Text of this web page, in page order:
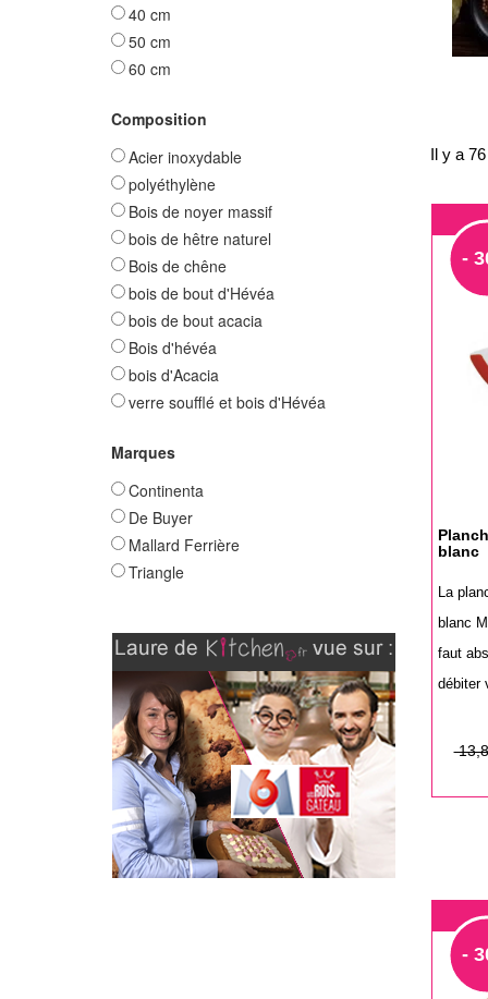
40 cm
50 cm
60 cm
Composition
Acier inoxydable
polyéthylène
Bois de noyer massif
bois de hêtre naturel
Bois de chêne
bois de bout d'Hévéa
bois de bout acacia
Bois d'hévéa
bois d'Acacia
verre soufflé et bois d'Hévéa
Marques
Continenta
De Buyer
Mallard Ferrière
Triangle
Il y a
-
blanc
La
blanc
faut
débiter
Prix
Prix
-